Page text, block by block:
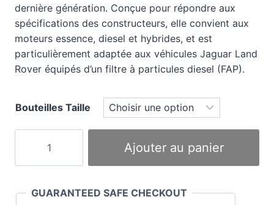
dernière génération. Conçue pour répondre aux
spécifications des constructeurs, elle convient aux
moteurs essence, diesel et hybrides, et est
particulièrement adaptée aux véhicules Jaguar Land
Rover équipés d’un filtre à particules diesel (FAP).
Bouteilles Taille
Trident
C1
Ajouter au panier
GUARANTEED SAFE CHECKOUT